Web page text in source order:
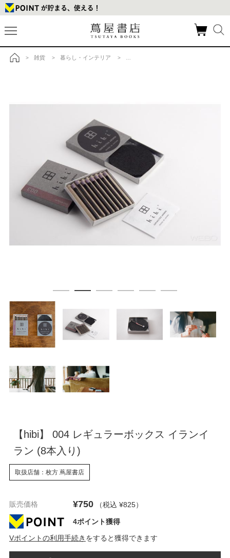
> 雑貨 > 暮らし・インテリア >
【hibi】 004 レギュラーボックス イランイ
ラン (8本入り)
取扱店舗：枚方 蔦屋書店
販売価格 ¥750 （税込 ¥825）
4ポイント獲得
Vポイントの利用手続き をすると獲得できます